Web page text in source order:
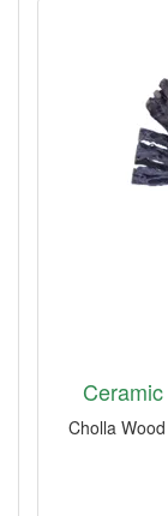
Cholla